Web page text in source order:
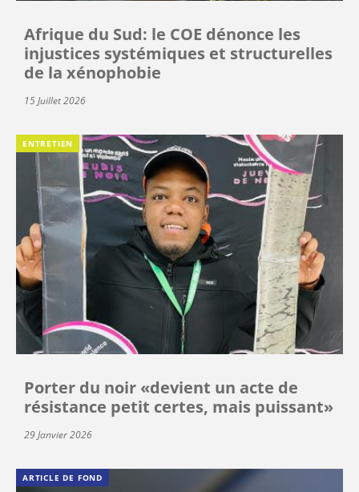
Afrique du Sud: le COE dénonce les
injustices systémiques et structurelles
de la xénophobie
15 Juillet 2026
ENTRETIEN
Porter du noir «devient un acte de
résistance petit certes, mais puissant»
29 Janvier 2026
ARTICLE DE FOND